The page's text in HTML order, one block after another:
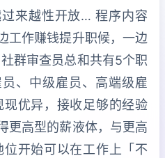
来越性开放… 程序内容
工作赚钱提升职候，一边
群审查员总和共有5个职
、中级雇员、高端级雇
优异，接收足够的经验
更高型的薪液体，与更高
开始可以在工作上「不